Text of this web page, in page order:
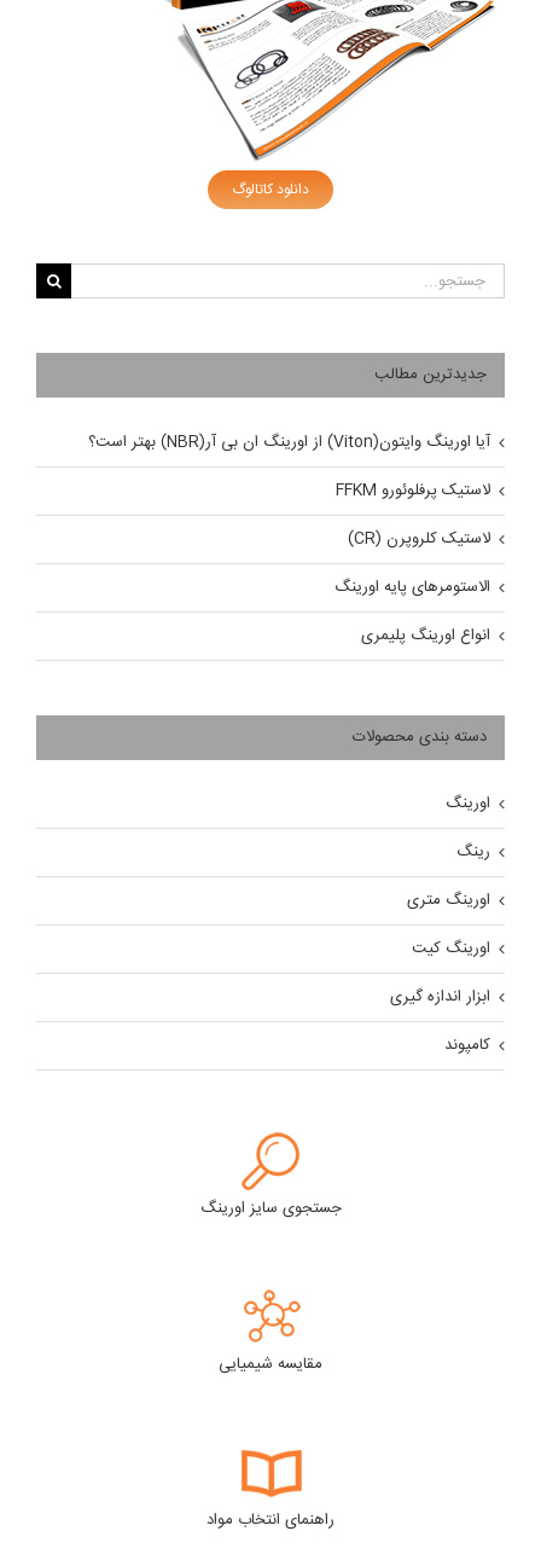
دانلود کاتالوگ
جستجو
برای:
جدیدترین مطالب
آیا اورینگ وایتون(Viton) از اورینگ ان بی آر(NBR) بهتر است؟
لاستیک پرفلوئورو FFKM
لاستیک کلروپرن (CR)
الاستومرهای پایه اورینگ
انواع اورینگ پلیمری
دسته بندی محصولات
اورینگ
رینگ
اورینگ متری
اورینگ کیت
ابزار اندازه گیری
کامپوند
جستجوی سایز اورینگ
مقایسه شیمیایی
راهنمای انتخاب مواد